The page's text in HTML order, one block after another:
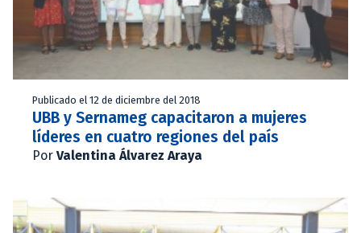
Publicado el 12 de diciembre del 2018
UBB y Sernameg capacitaron a mujeres
líderes en cuatro regiones del país
Por Valentina Álvarez Araya